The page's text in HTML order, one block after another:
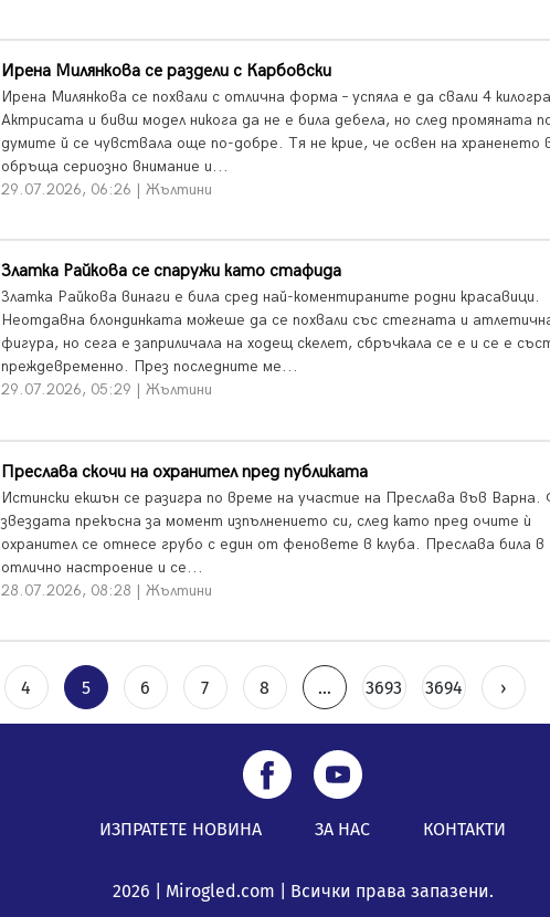
Ирена Милянкова се раздели с Карбовски
Ирена Милянкова се похвали с отлична форма – успяла е да свали 4
Актрисата и бивш модел никога да не е била дебела, но след промяната
думите й се чувствала още по-добре. Тя не крие, че освен на храненето
обръща сериозно внимание и...
29.07.2026, 06:26 | Жълтини
Златка Райкова се спаружи като стафида
Златка Райкова винаги е била сред най-коментираните родни красавици.
Неотдавна блондинката можеше да се похвали със стегната и
фигура, но сега е заприличала на ходещ скелет, сбръчкала се е и се е
преждевременно. През последните ме...
29.07.2026, 05:29 | Жълтини
Преслава скочи на охранител пред публиката
Истински екшън се разигра по време на участие на Преслава във Варна.
звездата прекъсна за момент изпълнението си, след като пред очите ѝ
охранител се отнесе грубо с един от феновете в клуба. Преслава била в
отлично настроение и се...
28.07.2026, 08:28 | Жълтини
4 5 6 7 8 ... 3693 3694 ›
ИЗПРАТЕТЕ НОВИНА ЗА НАС КОНТАКТИ
2026 | Mirogled.com | Всички права запазени.